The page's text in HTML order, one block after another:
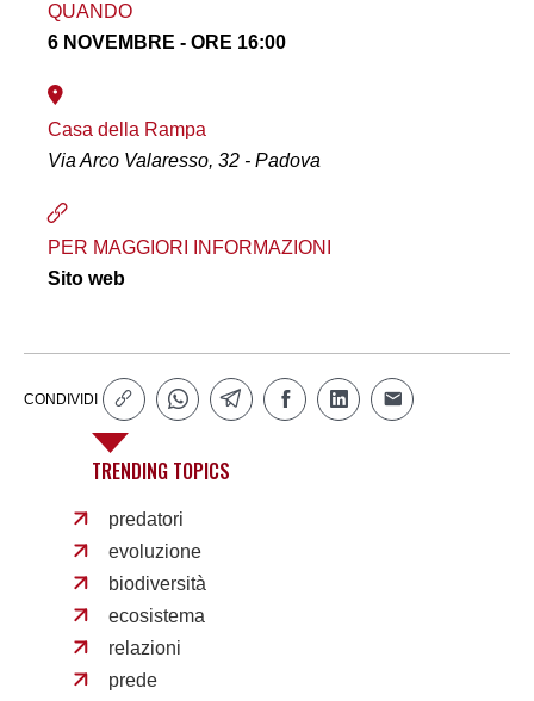
QUANDO
6 NOVEMBRE - ORE 16:00
Casa della Rampa
Via Arco Valaresso, 32 - Padova
PER MAGGIORI INFORMAZIONI
Sito web
CONDIVIDI
TRENDING TOPICS
predatori
evoluzione
biodiversità
ecosistema
relazioni
prede